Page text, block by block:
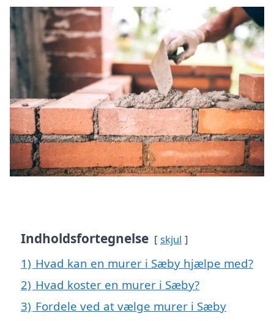
Indholdsfortegnelse skjul
1) Hvad kan en murer i Sæby hjælpe med?
2) Hvad koster en murer i Sæby?
3) Fordele ved at vælge murer i Sæby